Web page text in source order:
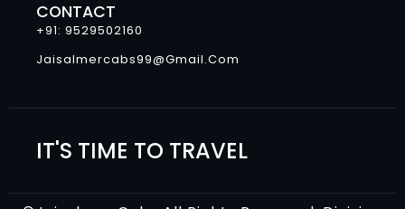
CONTACT
+91: 9529502160
Jaisalmercabs99@gmail.com
IT'S TIME TO TRAVEL